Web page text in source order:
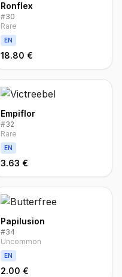
Ronflex
#30
Rare
EN
18.80 €
Empiflor
#32
Rare
EN
3.63 €
Papilusion
#34
Uncommon
EN
2.00 €